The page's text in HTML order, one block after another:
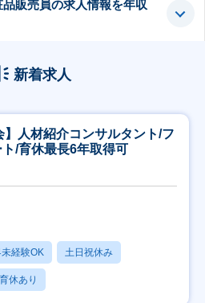
販売員の求人情報を年収
新着求人
】人材紹介コンサルタント/フ
/育休最長6年取得可
経験OK 土日祝休み
休あり